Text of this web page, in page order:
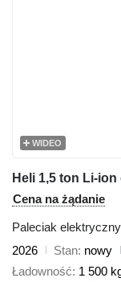
WIDEO
Heli 1,5 ton Li-
Cena na żądanie
Paleciak elektryczny
2026
Stan nowy
Ładowność 1 500